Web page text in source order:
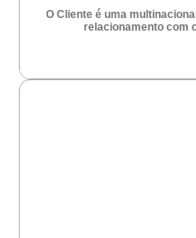
O Cliente é uma
relacionamento com